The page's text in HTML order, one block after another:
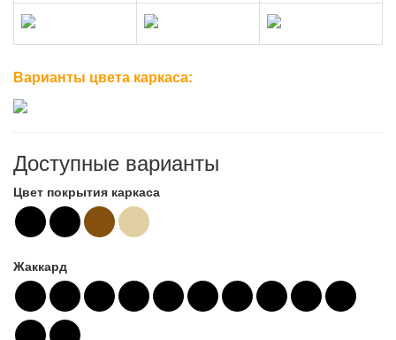
Варианты цвета каркаса:
Доступные варианты
Цвет покрытия каркаса
Жаккард